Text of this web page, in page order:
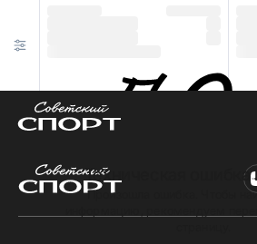
Техническая ошибка
Произошла ошибка. Чтобы